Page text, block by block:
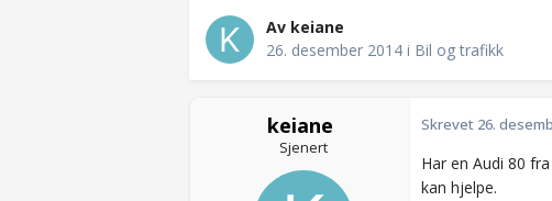
Av keiane
26. desember 2014 i Bil og trafikk
keiane
Sjenert
Skrevet 26.
Har en Audi 80
kan hjelpe.